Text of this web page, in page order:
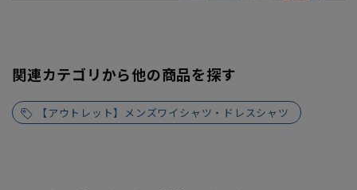
関連カテゴリから他の商品を探す
【アウトレット】メンズワイシャツ・ドレスシャツ